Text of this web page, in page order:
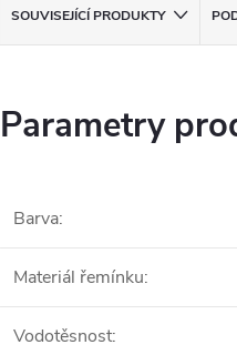
SOUVISEJÍCÍ PRODUKTY
Parametry
Barva:
Materiál řemínku:
Vodotěsnost: